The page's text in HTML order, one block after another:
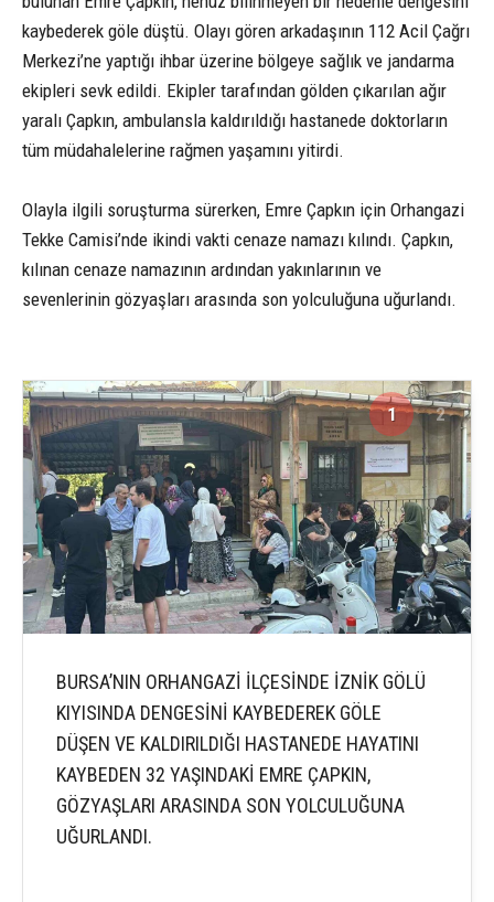
kaybederek göle düştü. Olayı gören arkadaşının 112 Acil Çağrı
Merkezi’ne yaptığı ihbar üzerine bölgeye sağlık ve jandarma
ekipleri sevk edildi. Ekipler tarafından gölden çıkarılan ağır
yaralı Çapkın, ambulansla kaldırıldığı hastanede doktorların
tüm müdahalelerine rağmen yaşamını yitirdi.
Olayla ilgili soruşturma sürerken, Emre Çapkın için Orhangazi
Tekke Camisi’nde ikindi vakti cenaze namazı kılındı. Çapkın,
kılınan cenaze namazının ardından yakınlarının ve
sevenlerinin gözyaşları arasında son yolculuğuna uğurlandı.
1 2
BURSA’NIN ORHANGAZİ İLÇESİNDE İZNİK GÖLÜ
KIYISINDA DENGESİNİ KAYBEDEREK GÖLE
DÜŞEN VE KALDIRILDIĞI HASTANEDE HAYATINI
KAYBEDEN 32 YAŞINDAKİ EMRE ÇAPKIN,
GÖZYAŞLARI ARASINDA SON YOLCULUĞUNA
UĞURLANDI.